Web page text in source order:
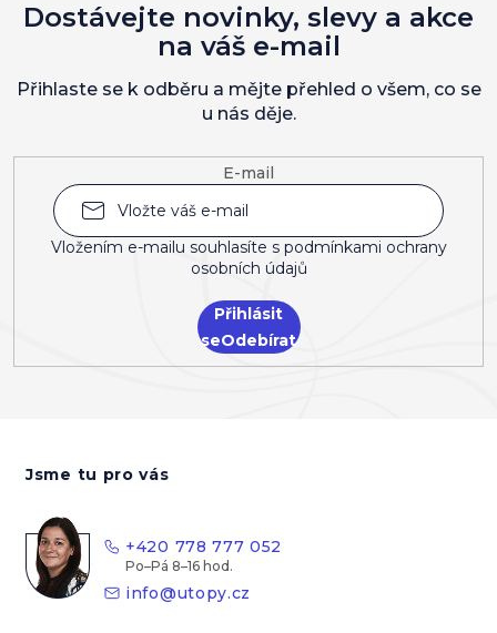
E-mail
Vložením e-mailu souhlasíte s podmínkami ochrany
osobních údajů
Přihlásit
se
Dostávejte novinky, slevy a akce
na váš e-mail
Přihlaste se k odběru a mějte přehled o všem, co se
u nás děje.
Jsme tu pro vás
+420 778 777 052
info@utopy.cz